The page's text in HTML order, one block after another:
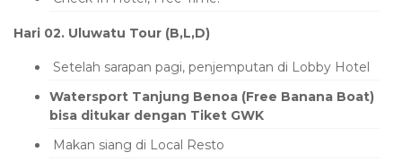
Hari 02. Uluwatu Tour (B,L,D)
Setelah sarapan pagi, penjemputan di Lobby Hotel
Watersport Tanjung Benoa (Free Banana Boat)
bisa ditukar dengan Tiket GWK
Makan siang di Local Resto